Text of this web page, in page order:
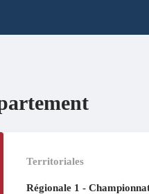
Territoriales
Régionale 1 -